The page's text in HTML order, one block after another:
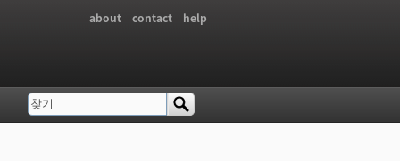
about contact help
검색 폼
찾기